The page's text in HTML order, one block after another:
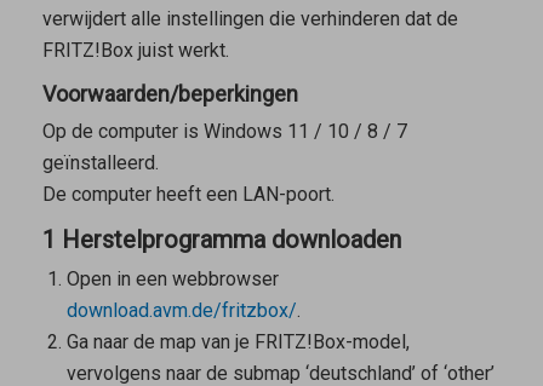
verwijdert alle instellingen die verhinderen dat de
FRITZ!Box juist werkt.
Voorwaarden/beperkingen
Op de computer is Windows 11 / 10 / 8 / 7
geïnstalleerd.
De computer heeft een LAN-poort.
1 Herstelprogramma downloaden
Open in een webbrowser
download.avm.de/fritzbox/
Ga naar de map van je FRITZ!Box-model,
vervolgens naar de submap ‘deutschland’ of ‘other’